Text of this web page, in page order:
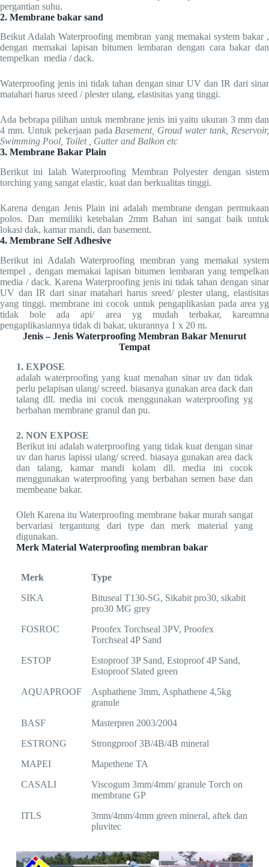
pergantian suhu.
2. Membrane bakar sand
Beikut Adalah Waterproofing membran yang memakai system bakar ,
dengan memakai lapisan bitumen lembaran dengan cara bakar dan
tempelkan media / dack.
Waterproofing jenis ini tidak tahan dengan sinar UV dan IR dari sinar
matahari harus sreed / plester ulang, elastisitas yang tinggi.
Ada bebrapa pilihan untuk membrane jenis ini yaitu ukuran 3 mm dan
4 mm. Untuk pekerjaan pada Basement, Groud water tank, Reservoir,
Swimming Pool, Toilet , Gutter and Balkon etc
3. Membrane Bakar Plain
Berikut ini Ialah Waterproofing Membran Polyester dengan sistem
torching yang sangat elastic, kuat dan berkualitas tinggi.
Karena dengan Jenis Plain ini adalah membrane dengan permukaan
polos. Dan memiliki ketebalan 2mm Bahan ini sangat baik untuk
lokasi dak, kamar mandi, dan basement.
4. Membrane Self Adhesive
Berikut ini Adalah Waterproofing membran yang memakai system
tempel , dengan memakai lapisan bitumen lembaran yang tempelkan
media / dack. Karena Waterproofing jenis ini tidak tahan dengan sinar
UV dan IR dari sinar matahari harus sreed/ plester ulang, elastisitas
yang tinggi. membrane ini cocok untuk pengaplikasian pada area yg
tidak bole ada api/ area yg mudah terbakar, kareamna
pengaplikasiannya tidak di bakar, ukurannya 1 x 20 m.
Jenis – Jenis Waterproofing Membran Bakar Menurut
Tempat
1. EXPOSE
adalah waterproofing yang kuat menahan sinar uv dan tidak
perlu pelapisan ulang/ screed. biasanya gunakan area dack dan
talang dll. media ini cocok menggunakan waterproofing yg
berbahan membrane granul dan pu.
2. NON EXPOSE
Berikut ini adalah waterproofing yang tidak kuat dengan sinar
uv dan harus lapissi ulang/ screed. biasaya gunakan area dack
dan talang, kamar mandi kolam dll. media ini cocok
menggunakan waterproofing yang berbahan semen base dan
membeane bakar.
Oleh Karena itu Waterproofing membrane bakar murah sangat
bervariasi tergantung dari type dan merk material yang
digunakan.
Merk Material Waterproofing membran bakar
Merk
Type
SIKA
Bituseal T130-SG, Sikabit pro30, sikabit
pro30 MG grey
FOSROC
Proofex Torchseal 3PV, Proofex
Torchseal 4P Sand
ESTOP
Estoproof 3P Sand, Estoproof 4P Sand,
Estoproof Slated green
AQUAPROOF
Asphathene 3mm, Asphathene 4,5kg
granule
BASF
Masterpren 2003/2004
ESTRONG
Strongproof 3B/4B/4B mineral
MAPEI
Mapethene TA
CASALI
Viscogum 3mm/4mm/ granule Torch on
membrane GP
ITLS
3mm/4mm/4mm green mineral, aftek dan
pluvitec